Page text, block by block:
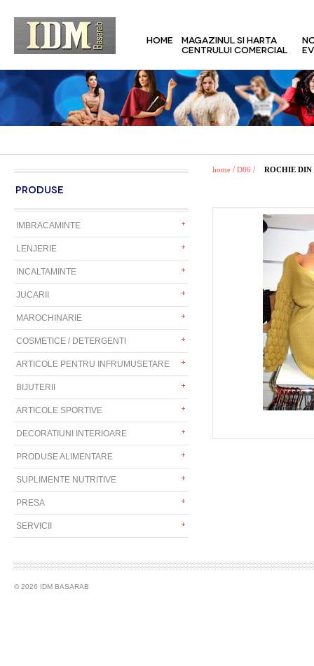
HOME
MAGAZINUL SI HARTA
CENTRULUI COMERCIAL
PRODUSE
IMBRACAMINTE
LENJERIE
INCALTAMINTE
JUCARII
MAROCHINARIE
COSMETICE / DETERGENTI
ARTICOLE PENTRU INFRUMUSETARE
BIJUTERII
ARTICOLE SPORTIVE
DECORATIUNI INTERIOARE
PRODUSE ALIMENTARE
SUPLIMENTE NUTRITIVE
PRESA
SERVICII
home / D86 / ROCHIE DIN
© 2026 IDM BASARAB